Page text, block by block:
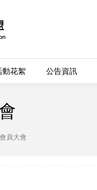
動花絮 公告資訊
員大會